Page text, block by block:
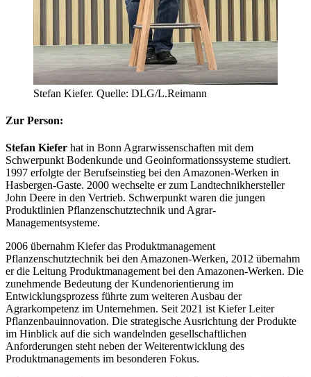
Stefan Kiefer. Quelle: DLG/L.Reimann
Zur Person:
Stefan Kiefer hat in Bonn Agrarwissenschaften mit dem
Schwerpunkt Bodenkunde und Geoinformationssysteme studiert.
1997 erfolgte der Berufseinstieg bei den Amazonen-Werken in
Hasbergen-Gaste. 2000 wechselte er zum Landtechnikhersteller
John Deere in den Vertrieb. Schwerpunkt waren die jungen
Produktlinien Pflanzenschutztechnik und Agrar-
Managementsysteme.
2006 übernahm Kiefer das Produktmanagement
Pflanzenschutztechnik bei den Amazonen-Werken, 2012 übernahm
er die Leitung Produktmanagement bei den Amazonen-Werken. Die
zunehmende Bedeutung der Kundenorientierung im
Entwicklungsprozess führte zum weiteren Ausbau der
Agrarkompetenz im Unternehmen. Seit 2021 ist Kiefer Leiter
Pflanzenbauinnovation. Die strategische Ausrichtung der Produkte
im Hinblick auf die sich wandelnden gesellschaftlichen
Anforderungen steht neben der Weiterentwicklung des
Produktmanagements im besonderen Fokus.